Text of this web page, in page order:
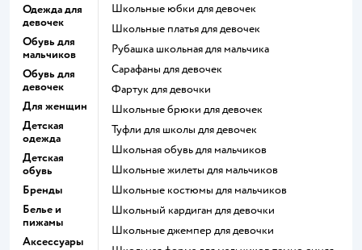
Одежда для
девочек
Обувь для
мальчиков
Обувь для
девочек
Для женщин
Детская
одежда
Детская
обувь
Бренды
Белье и
пижамы
Аксессуары
Школьные юбки для девочек
Школьные платья для девочек
Рубашка школьная для мальчика
Сарафаны для девочек
Фартук для девочки
Школьные брюки для девочек
Туфли для школы для девочек
Школьная обувь для мальчиков
Школьные жилеты для мальчиков
Школьные костюмы для мальчиков
Школьный кардиган для девочки
Школьные джемпер для девочки